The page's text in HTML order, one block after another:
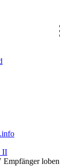
II
Empfänger